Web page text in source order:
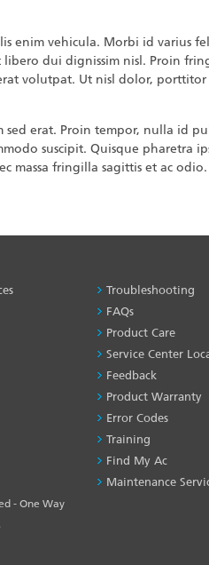
enim vehicula. Morbi id varius
libero dui dignissim nisl. Proin
volutpat. Ut nisl dolor,
sed erat. Proin tempor, nulla id
suscipit. Quisque pharetra
massa fringilla sagittis et ac
- One Way
PRODUCT
SERVICES
Troubleshooting
FAQs
Product Care
Service Center
Feedback
Product Warranty
Error Codes
Training
Find My Ac
Maintenance